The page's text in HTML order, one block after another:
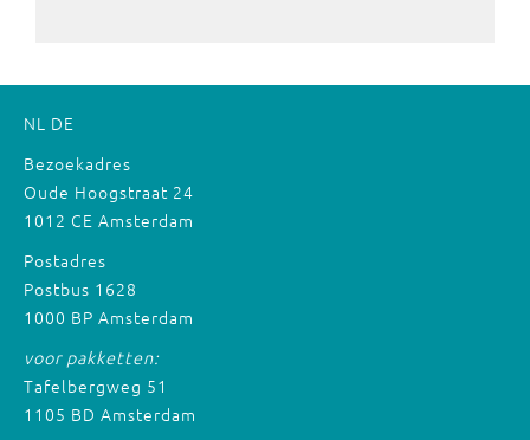
NL DE
Bezoekadres
Oude Hoogstraat 24
1012 CE Amsterdam
Postadres
Postbus 1628
1000 BP Amsterdam
voor pakketten:
Tafelbergweg 51
1105 BD Amsterdam